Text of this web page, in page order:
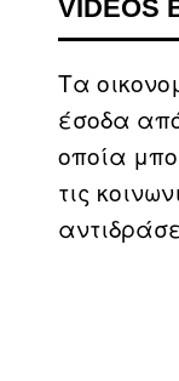
VIDEOS
Τα
έσοδα
οποία
τις